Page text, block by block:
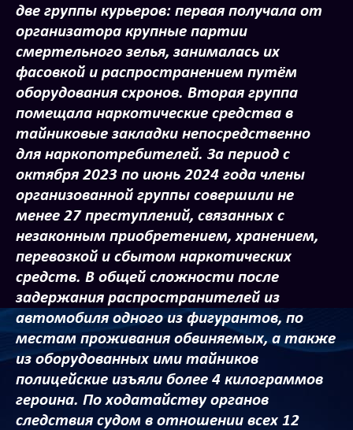
две группы курьеров: первая получала от
организатора крупные партии
смертельного зелья, занималась их
фасовкой и распространением путём
оборудования схронов. Вторая группа
помещала наркотические средства в
тайниковые закладки непосредственно
для наркопотребителей. За период с
октября 2023 по июнь 2024 года члены
организованной группы совершили не
менее 27 преступлений, связанных с
незаконным приобретением, хранением,
перевозкой и сбытом наркотических
средств. В общей сложности после
задержания распространителей из
автомобиля одного из фигурантов, по
местам проживания обвиняемых, а также
из оборудованных ими тайников
полицейские изъяли более 4 килограммов
героина. По ходатайству органов
следствия судом в отношении всех 12